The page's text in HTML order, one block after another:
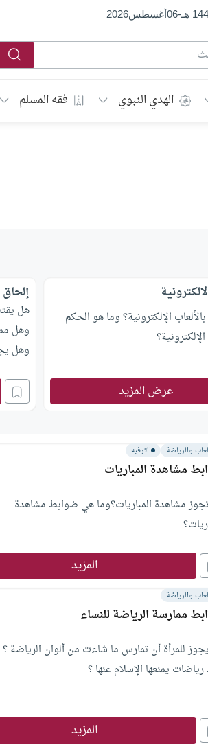
هـ -
06أغسطس2026
الهدي النبوي فقه المسلم
الإلكترونية؟ وما هو الحكم
عرض المزيد
هل
وهل
وهل
والرياضة الترفيه
مشاهدة المباريات
مشاهدة المباريات؟وما هي ضوابط مشاهدة
المزيد
والرياضة
ممارسة الرياضة للنساء
للمرأة أن تمارس ما شاءت من ألوان الرياضة ؟
رياضات يمنعها الإسلام عنها ؟
المزيد